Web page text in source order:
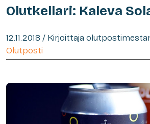
Olutkellari: Kaleva
12.11.2018 / Kirjoittaja
Olutposti